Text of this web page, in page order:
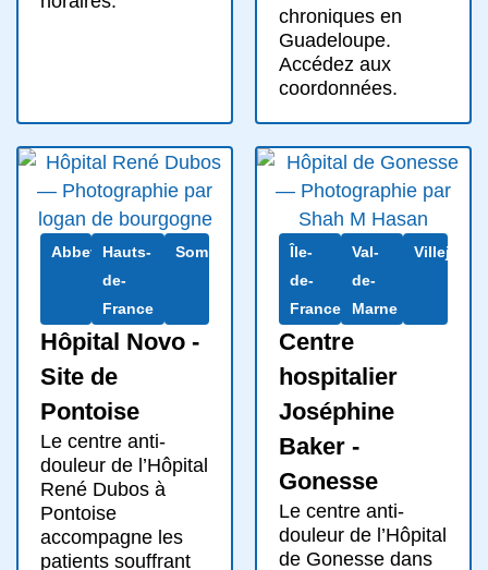
chroniques en
Guadeloupe.
Accédez aux
coordonnées.
AbbevilleHauts-
de-
France
Somme
Hôpital Novo -
Site de
Pontoise
Le centre anti-
douleur de l’Hôpital
René Dubos à
Pontoise
accompagne les
patients souffrant
Île-
de-
France
Val-
de-
Marne
Villejuif
Centre
hospitalier
Joséphine
Baker -
Gonesse
Le centre anti-
douleur de l’Hôpital
de Gonesse dans